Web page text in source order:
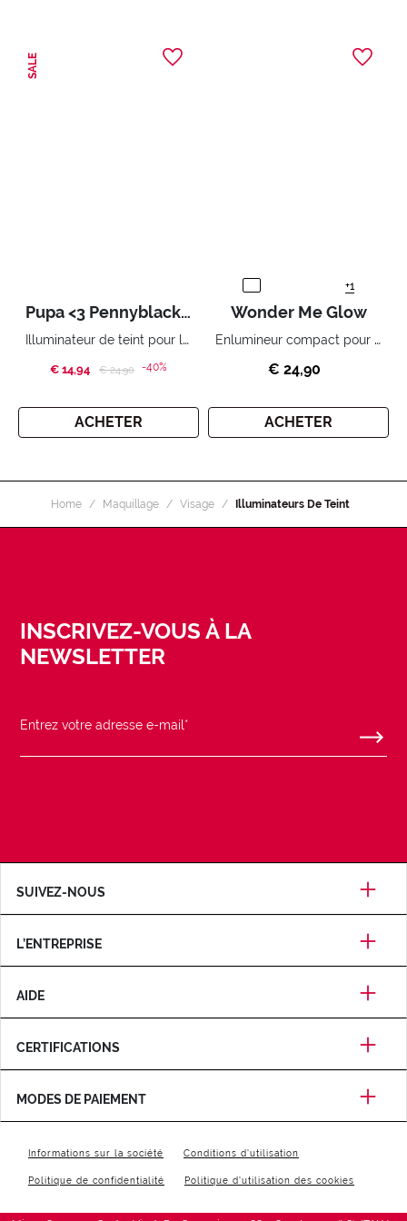
SALE
Pupa <3 Pennyblack - Illuminateur de teint pour le visage
Illuminateur de teint pour le visage
€ 14,94 Price reduced from
€ 24,90to-40%
ACHETER
+1
Wonder Me Glow
Enlumineur compact pour le visage zéro effet poudre
€ 24,90
ACHETER
Home Maquillage Visage Illuminateurs De Teint
INSCRIVEZ-VOUS À LA
NEWSLETTER
SUIVEZ-NOUS
L’ENTREPRISE
AIDE
CERTIFICATIONS
MODES DE PAIEMENT
Informations sur la société Conditions d'utilisation
Politique de confidentialité Politique d'utilisation des cookies